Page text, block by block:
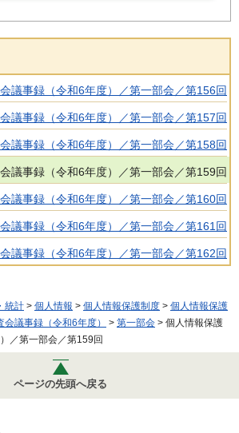
議事録（令和6年度）／第一部会／第156回
議事録（令和6年度）／第一部会／第157回
議事録（令和6年度）／第一部会／第158回
議事録（令和6年度）／第一部会／第159回
議事録（令和6年度）／第一部会／第160回
議事録（令和6年度）／第一部会／第161回
議事録（令和6年度）／第一部会／第162回
統計 > 個人情報 > 個人情報保護制度 > 個人情報保護
議事録（令和6年度） > 第一部会 > 個人情報保護
／第一部会／第159回
ページの先頭へ戻る